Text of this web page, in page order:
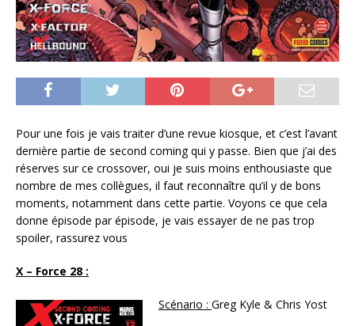
Pour une fois je vais traiter d’une revue kiosque, et c’est l’avant
dernière partie de second coming qui y passe. Bien que j’ai des
réserves sur ce crossover, oui je suis moins enthousiaste que
nombre de mes collègues, il faut reconnaître qu’il y de bons
moments, notamment dans cette partie. Voyons ce que cela
donne épisode par épisode, je vais essayer de ne pas trop
spoiler, rassurez vous
X – Force 28 :
Scénario : Greg Kyle & Chris Yost